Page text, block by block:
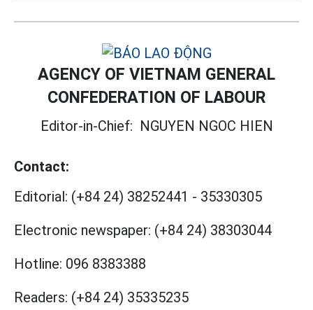
AGENCY OF VIETNAM GENERAL
CONFEDERATION OF LABOUR
Editor-in-Chief: NGUYEN NGOC HIEN
Contact:
Editorial: (+84 24) 38252441 - 35330305
Electronic newspaper: (+84 24) 38303044
Hotline: 096 8383388
Readers: (+84 24) 35335235